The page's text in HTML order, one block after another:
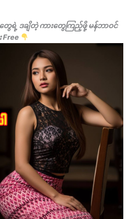
ေရဲ့ ဒချိတဲ့ ကားတွေကြည့်ဖို့ မန်ဘာဝင်
Free